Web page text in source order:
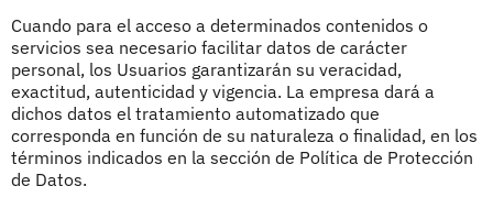
Cuando para el acceso a determinados contenidos o
servicios sea necesario facilitar datos de carácter
personal, los Usuarios garantizarán su veracidad,
exactitud, autenticidad y vigencia. La empresa dará a
dichos datos el tratamiento automatizado que
corresponda en función de su naturaleza o finalidad, en los
términos indicados en la sección de Política de Protección
de Datos.